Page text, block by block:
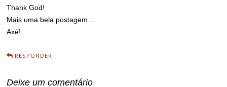
Thank God!
Mais uma bela postagem…
Axé!
RESPONDER
Deixe um comentário